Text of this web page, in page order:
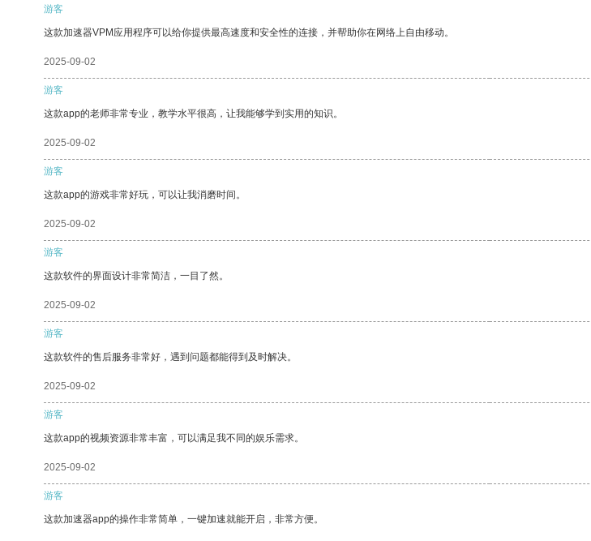
游客
这款加速器VPM应用程序可以给你提供最高速度和安全性的连接，并帮助你在网络上自由移动。
2025-09-02
游客
这款app的老师非常专业，教学水平很高，让我能够学到实用的知识。
2025-09-02
游客
这款app的游戏非常好玩，可以让我消磨时间。
2025-09-02
游客
这款软件的界面设计非常简洁，一目了然。
2025-09-02
游客
这款软件的售后服务非常好，遇到问题都能得到及时解决。
2025-09-02
游客
这款app的视频资源非常丰富，可以满足我不同的娱乐需求。
2025-09-02
游客
这款加速器app的操作非常简单，一键加速就能开启，非常方便。